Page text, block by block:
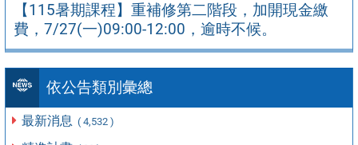
【115暑期課程】重補修第二階段，加開現金繳
費，7/27(一)09:00-12:00，逾時不候。
依公告類別彙總
最新消息 ( 4,532 )